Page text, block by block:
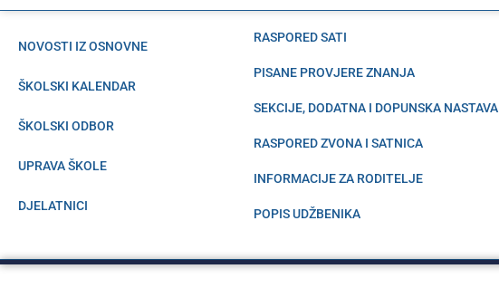
NOVOSTI IZ OSNOVNE
ŠKOLSKI KALENDAR
ŠKOLSKI ODBOR
UPRAVA ŠKOLE
DJELATNICI
RASPORED SATI
PISANE PROVJERE ZNANJA
SEKCIJE, DODATNA I DOPUNSKA NASTAVA
RASPORED ZVONA I SATNICA
INFORMACIJE ZA RODITELJE
POPIS UDŽBENIKA